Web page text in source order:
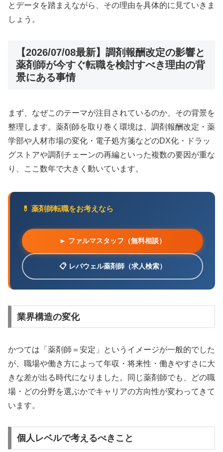
とデータを踏まえながら、その理由を具体的に見ていきま
しょう。
【2026/07/08最新】調剤報酬改定の影響と
薬剤師が今すぐ転職を検討すべき理由の背
景にある事情
まず、なぜこのテーマが注目されているのか、その背景を
整理します。薬剤師を取り巻く環境は、調剤報酬改定・薬
学部や人材市場の変化・電子処方箋などのDX化・ドラッ
グストアや調剤チェーンの再編といった複数の要因が重な
り、ここ数年で大きく動いています。
💊 薬剤師転職をお考えなら
► ファルマスタッフ（無料相談）
📋 レバウェル薬剤師（求人検索）
業界構造の変化
かつては「薬剤師＝安定」というイメージが一般的でした
が、職場や働き方によって年収・将来性・働きやすさに大
きな差が出る時代になりました。同じ薬剤師でも、どの職
場・どの分野を選ぶかでキャリアの方向性が変わってきて
います。
個人レベルで考えるべきこと